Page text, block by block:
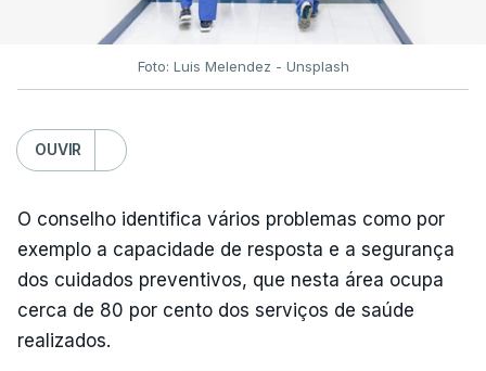
Foto: Luis Melendez - Unsplash
OUVIR
O conselho identifica vários problemas como por
exemplo a capacidade de resposta e a segurança
dos cuidados preventivos, que nesta área ocupa
cerca de 80 por cento dos serviços de saúde
realizados.